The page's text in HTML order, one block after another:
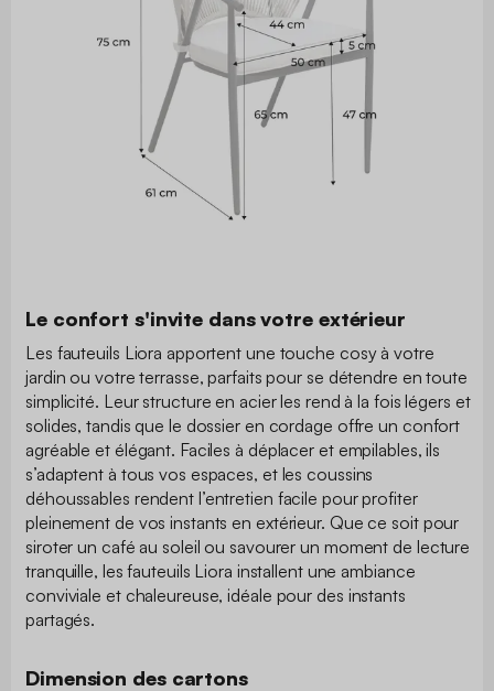
Le confort s'invite dans votre extérieur
Les fauteuils Liora apportent une touche cosy à votre
jardin ou votre terrasse, parfaits pour se détendre en toute
simplicité. Leur structure en acier les rend à la fois légers et
solides, tandis que le dossier en cordage offre un confort
agréable et élégant. Faciles à déplacer et empilables, ils
s’adaptent à tous vos espaces, et les coussins
déhoussables rendent l’entretien facile pour profiter
pleinement de vos instants en extérieur. Que ce soit pour
siroter un café au soleil ou savourer un moment de lecture
tranquille, les fauteuils Liora installent une ambiance
conviviale et chaleureuse, idéale pour des instants
partagés.
Dimension des cartons